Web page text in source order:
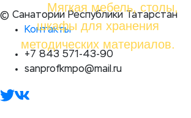
Мягкая мебель, столы,
шкафы для хранения
методических материалов.
© Санатории Республики Татарстан
Контакты
+7 843 571-43-90
sanprofkmpo@mail.ru